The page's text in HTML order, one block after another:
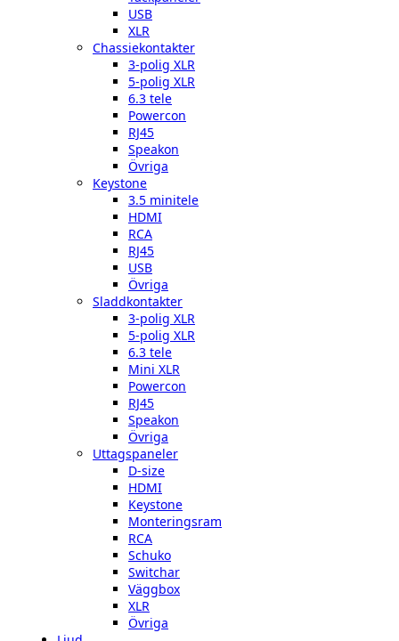
USB
XLR
Chassiekontakter
3-polig XLR
5-polig XLR
6.3 tele
Powercon
RJ45
Speakon
Övriga
Keystone
3.5 minitele
HDMI
RCA
RJ45
USB
Övriga
Sladdkontakter
3-polig XLR
5-polig XLR
6.3 tele
Mini XLR
Powercon
RJ45
Speakon
Övriga
Uttagspaneler
D-size
HDMI
Keystone
Monteringsram
RCA
Schuko
Switchar
Väggbox
XLR
Övriga